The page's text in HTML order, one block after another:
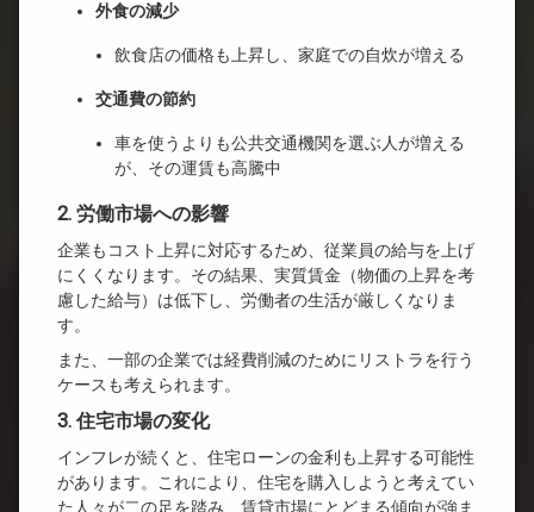
外食の減少
飲食店の価格も上昇し、家庭での自炊が増える
交通費の節約
車を使うよりも公共交通機関を選ぶ人が増える
が、その運賃も高騰中
2. 労働市場への影響
企業もコスト上昇に対応するため、従業員の給与を上げ
にくくなります。その結果、実質賃金（物価の上昇を考
慮した給与）は低下し、労働者の生活が厳しくなりま
す。
また、一部の企業では経費削減のためにリストラを行う
ケースも考えられます。
3. 住宅市場の変化
インフレが続くと、住宅ローンの金利も上昇する可能性
があります。これにより、住宅を購入しようと考えてい
た人々が二の足を踏み、賃貸市場にとどまる傾向が強ま